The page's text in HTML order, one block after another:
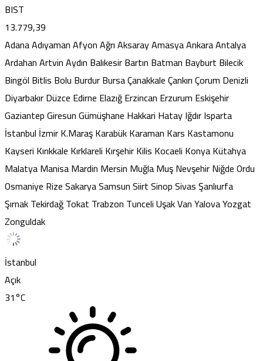
BIST
13.779,39
AdanaAdıyamanAfyonAğrıAksarayAmasyaAnkaraAntalya
ArdahanArtvinAydın BalıkesirBartın Batman Bayburt Bilecik
Bingöl Bitlis Bolu BurdurBursaÇanakkaleÇankırıÇorum Denizli
DiyarbakırDüzce Edirne ElazığErzincan Erzurum Eskişehir
GaziantepGiresunGümüşhane Hakkari HatayIğdırIsparta
İstanbul İzmirK.MaraşKarabükKaraman Kars Kastamonu
Kayseri Kırıkkale Kırklareli KırşehirKilis Kocaeli KonyaKütahya
MalatyaManisaMardin Mersin MuğlaMuşNevşehirNiğdeOrdu
Osmaniye RizeSakaryaSamsunSiirtSinopSivasŞanlıurfa
ŞırnakTekirdağTokat Trabzon TunceliUşakVanYalovaYozgat
Zonguldak
İstanbul
Açık
31°C